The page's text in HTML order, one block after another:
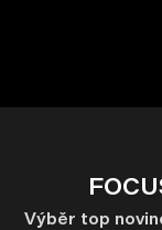
Výběr top